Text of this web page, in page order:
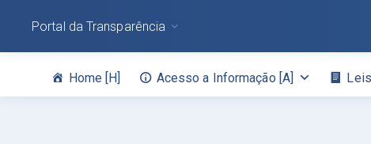
Home [H] Acesso a Informação [A]
Portal da Transparência